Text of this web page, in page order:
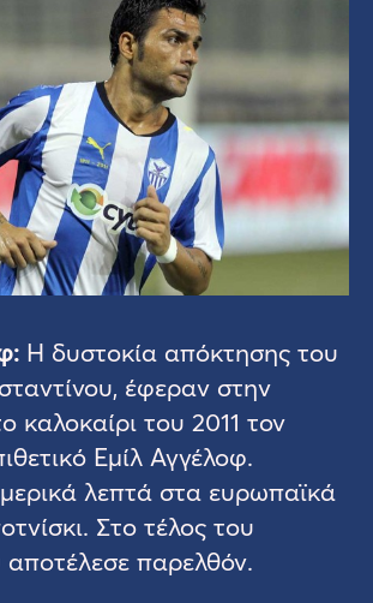
Η δυστοκία απόκτησης του
έφεραν στην
καλοκαίρι του 2011 τον
Εμίλ Αγγέλοφ.
λεπτά στα ευρωπαϊκά
Στο τέλος του
αποτέλεσε παρελθόν.